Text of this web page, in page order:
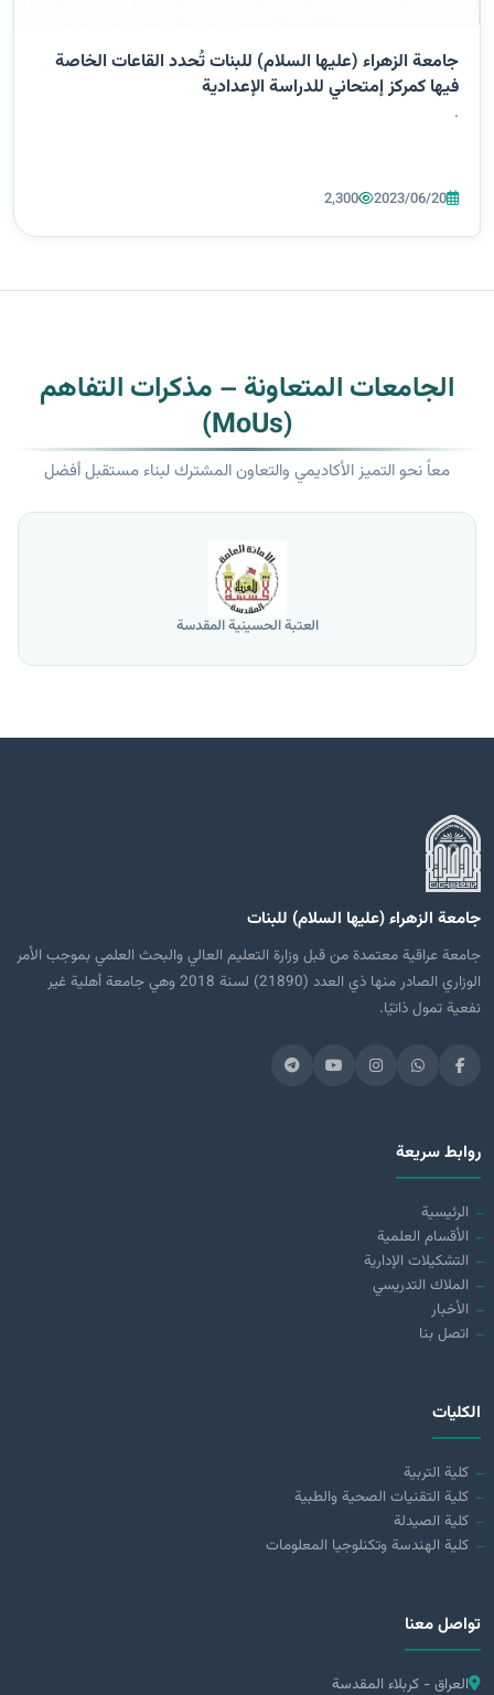
جامعة الزهراء (عليها السلام) للبنات تُحدد القاعات الخاصة
فيها كمركز إمتحاني للدراسة الإعدادية
.
2023/06/20
2,300
الجامعات المتعاونة – مذكرات التفاهم
(MoUs)
معاً نحو التميز الأكاديمي والتعاون المشترك لبناء مستقبل أفضل
العتبة الحسينية المقدسة
جامعة الزهراء (عليها السلام) للبنات
جامعة عراقية معتمدة من قبل وزارة التعليم العالي والبحث العلمي بموجب الأمر
الوزاري الصادر منها ذي العدد (21890) لسنة 2018 وهي جامعة أهلية غير
نفعية تمول ذاتيًا.
روابط سريعة
الرئيسية
الأقسام العلمية
التشكيلات الإدارية
الملاك التدريسي
الأخبار
اتصل بنا
الكليات
كلية التربية
كلية التقنيات الصحية والطبية
كلية الصيدلة
كلية الهندسة وتكنلوجيا المعلومات
تواصل معنا
العراق - كربلاء المقدسة